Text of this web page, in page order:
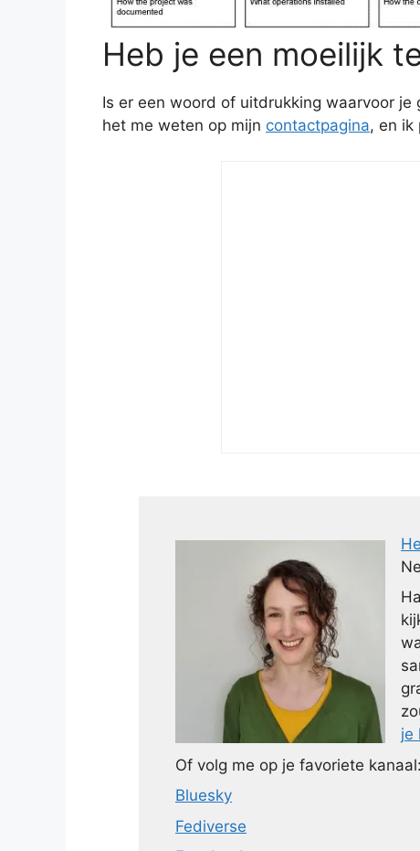
Heb je een moeilijk
Is er een woord of uitdrukking waarvoor
het me weten op mijn contactpagina, en ik
je
Of volg me op je favoriete kanaal:
Bluesky
Fediverse